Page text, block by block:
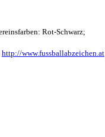
Rot-Schwarz;
http://www.fussballabzeichen.at